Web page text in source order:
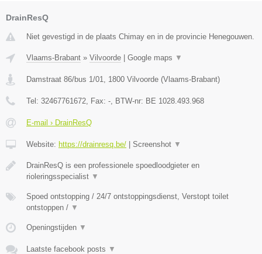
DrainResQ
Niet gevestigd in de plaats Chimay en in de provincie Henegouwen.
Vlaams-Brabant » Vilvoorde | Google maps ▼
Damstraat 86/bus 1/01 1800 Vilvoorde (Vlaams-Brabant)
Tel: 32467761672 , Fax: - , BTW-nr: BE 1028.493.968
E-mail › DrainResQ
Website: https://drainresq.be/ | Screenshot ▼
DrainResQ is een professionele spoedloodgieter en
rioleringsspecialist ▼
Spoed ontstopping / 24/7 ontstoppingsdienst, Verstopt toilet
ontstoppen / ▼
Openingstijden ▼
Laatste facebook posts ▼